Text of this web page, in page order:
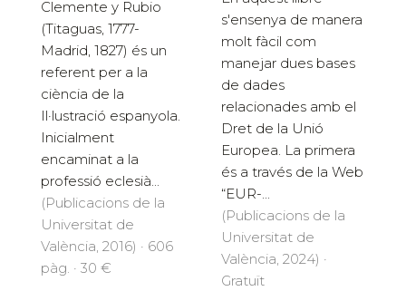
Clemente y Rubio
(Titaguas, 1777-
Madrid, 1827) és un
referent per a la
ciència de la
Il·lustració espanyola.
Inicialment
encaminat a la
professió eclesià...
(Publicacions de la
Universitat de
València, 2016) · 606
pàg. · 30 €
s'ensenya de manera
molt fàcil com
manejar dues bases
de dades
relacionades amb el
Dret de la Unió
Europea. La primera
és a través de la Web
“EUR-...
(Publicacions de la
Universitat de
València, 2024) ·
Gratuït